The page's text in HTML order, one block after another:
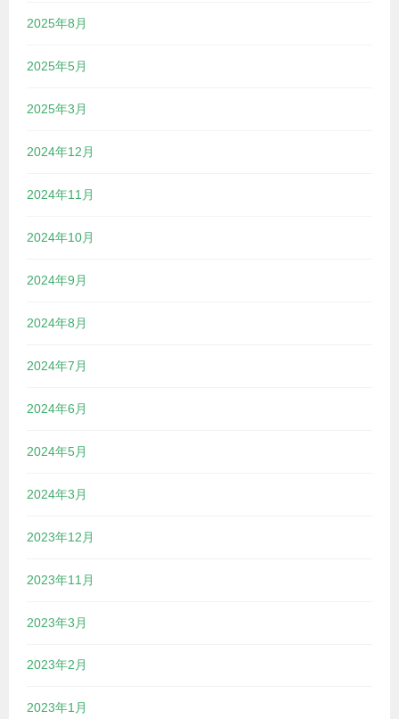
2025年8月
2025年5月
2025年3月
2024年12月
2024年11月
2024年10月
2024年9月
2024年8月
2024年7月
2024年6月
2024年5月
2024年3月
2023年12月
2023年11月
2023年3月
2023年2月
2023年1月